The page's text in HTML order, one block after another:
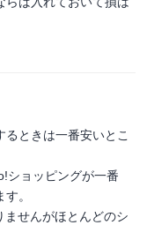
ときは一番安いとこ
ショッピングが一番
。
せんがほとんどのシ